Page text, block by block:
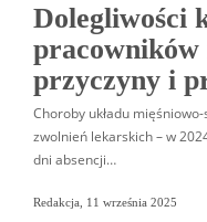
Dolegliwości
pracowników
przyczyny i
Choroby układu
zwolnień lekarskich – w
dni absencji…
Redakcja 11 września 2025